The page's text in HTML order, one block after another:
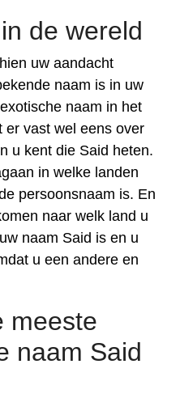
de wereld
uw aandacht
naam is in uw
naam in het
er vast wel eens over
u kent die Said heten.
in welke landen
persoonsnaam is. En
naar welk land u
naam Said is en u
u een andere en
meeste
naam Said